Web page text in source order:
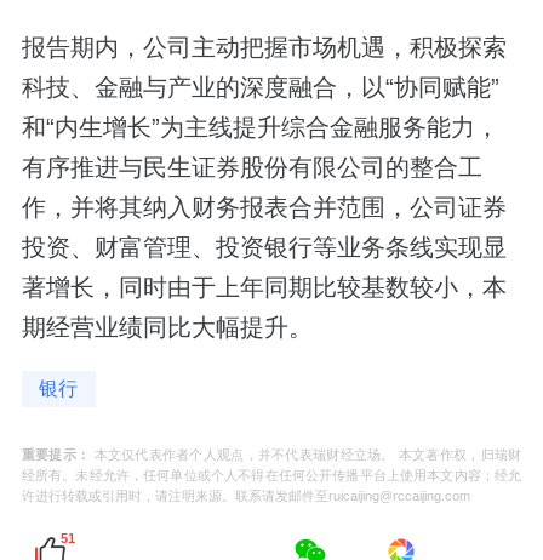
报告期内，公司主动把握市场机遇，积极探索
科技、金融与产业的深度融合，以“协同赋能”
和“内生增长”为主线提升综合金融服务能力，
有序推进与民生证券股份有限公司的整合工
作，并将其纳入财务报表合并范围，公司证券
投资、财富管理、投资银行等业务条线实现显
著增长，同时由于上年同期比较基数较小，本
期经营业绩同比大幅提升。
银行
重要提示：
本文仅代表作者个人观点，并不代表瑞财经立场。 本文著作权，归瑞财
经所有。未经允许，任何单位或个人不得在任何公开传播平台上使用本文内容；经允
许进行转载或引用时，请注明来源。联系请发邮件至ruicaijing@rccaijing.com
51